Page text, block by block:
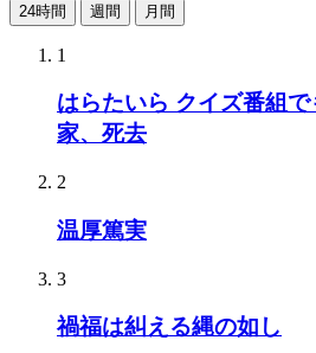
24時間 週間 月間
1
はらたいら クイズ番組
家、死去
2
温厚篤実
3
禍福は糾える縄の如し